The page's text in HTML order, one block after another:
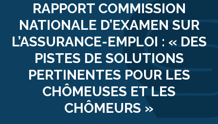
RAPPORT COMMISSION
NATIONALE D’EXAMEN SUR
L’ASSURANCE-EMPLOI : « DES
PISTES DE SOLUTIONS
PERTINENTES POUR LES
CHÔMEUSES ET LES
CHÔMEURS »